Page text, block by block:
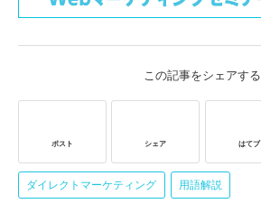
この記事をシェアする
ポスト シェア はてブ
ダイレクトマーケティング 用語解説